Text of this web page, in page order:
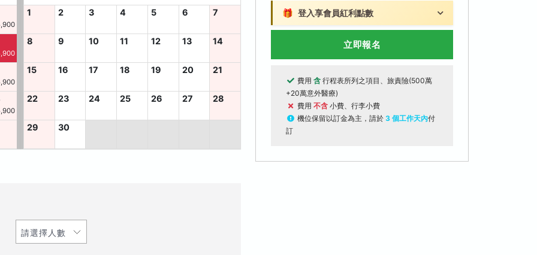
1
2 3 4 5 6 7
8 9 10 11 12 13 14
15 16 17 18 19 20 21
22 23 24 25 26 27 28
29 30
🎁 登入享會員紅利點數
立即報名
費用 含 行程表所列之項目、旅責險(500萬
+20萬意外醫療)
費用 不含 小費、行李小費
機位保留以訂金為主，請於 3 個工作天內付
訂